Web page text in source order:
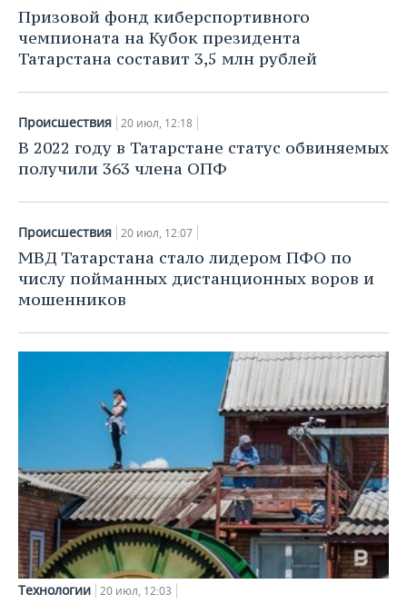
НЕФТЕХИМИЯ
НЕФТЬ
ОПК
ЭНЕРГЕТИКА
РОЗНИЧНАЯ ТОРГОВЛЯ
УСЛУГИ
НОВОСТИ ТЕХНОЛОГИЙ
МЕДИА
ТЕЛЕКОММУНИКАЦИИ
МЕРОПРИЯТИЯ
ВЫЕЗДНАЯ РЕДАКЦИЯ
БИЗНЕС-БРАНЧИ
ONLINE-КОНФЕРЕНЦИИ
ОТКРЫТАЯ ЛЕКЦИЯ
НОВОСТИ СПОРТА
ФУТБОЛ
ХОККЕЙ
БАСКЕТБОЛ
ВОЛЕЙБОЛ
ВОДНЫЕ ВИДЫ СПОРТА
ХОККЕЙ С МЯЧОМ
ОБЩЕСТВО
НОВОСТИ ОБЩЕСТВА
ВЛАСТЬ
ИНФРАСТРУКТУРА
ИСТОРИЯ
ОБРАЗОВАНИЕ
ПРОИСШЕСТВИЯ
ФОТОГАЛЕРЕЯ
СЮЖЕТЫ
СПРАВОЧНИК
СПИСОК ПЕРСОН
ПОЛНАЯ ВЕРСИЯ
Призовой фонд киберспортивного
чемпионата на Кубок президента
Татарстана составит 3,5 млн рублей
Происшествия 20 июл, 12:18
В 2022 году в Татарстане статус обвиняемых
получили 363 члена ОПФ
Происшествия 20 июл, 12:07
МВД Татарстана стало лидером ПФО по
числу пойманных дистанционных воров и
мошенников
Технологии 20 июл, 12:03